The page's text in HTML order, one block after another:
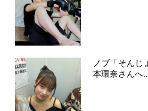
ノブ「そんじ
本環奈さんへ